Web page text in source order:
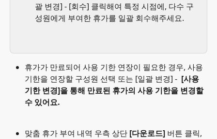
괄 변경] - [회수] 클릭해여 특정 시점에, 다수 구
성원에게 부여한 휴가를 일괄 회수해주세요.
휴가가 만료되어 사용 기한 연장이 필요한 경우, 사용
기한을 연장할 구성원 선택 또는 [일괄 변경] - [사용
기한 변경]을 통해 만료된 휴가의 사용 기한을 변경할
수 있어요.
맞춤 휴가 부여 내역 우측 상단 [다운로드] 버튼 클릭,